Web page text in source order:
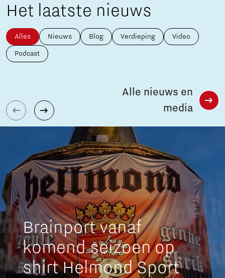
Het laatste nieuws
Alles Nieuws Blog Verdieping Video
Podcast
Brainport vanaf
komend seizoen op
shirt Helmond Sport
Alle nieuws en
media